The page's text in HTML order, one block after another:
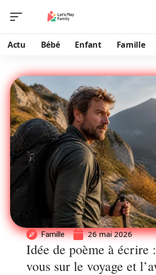
Actu Bébé Enfant Famille
Famille 26 mai 2026
Idée de poème à écrire
vous sur le voyage et